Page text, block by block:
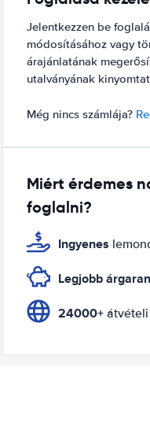
Jelentkezzen be
módosításához vagy
árajánlatának
utalványának
Még nincs számlája?
Miért érdemes
foglalni?
Ingyenes
Legjobb
24000+